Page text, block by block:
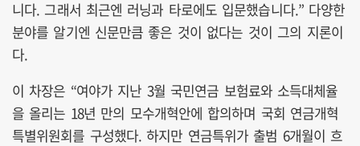
니다. 그래서 최근엔 러닝과 타로에도 입문했습니다.” 다양한
분야를 알기엔 신문만큼 좋은 것이 없다는 것이 그의 지론이
다.
이 차장은 “여야가 지난 3월 국민연금 보험료와 소득대체율
을 올리는 18년 만의 모수개혁안에 합의하며 국회 연금개혁
특별위원회를 구성했다. 하지만 연금특위가 출범 6개월이 흐